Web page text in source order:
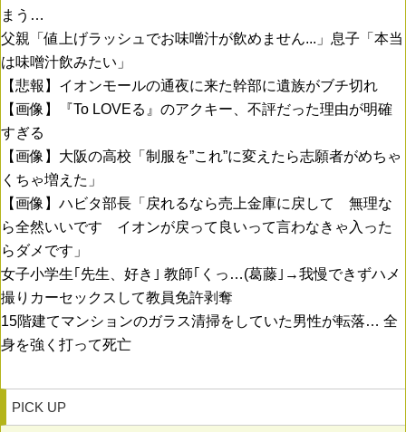
まう…
父親「値上げラッシュでお味噌汁が飲めません...」息子「本当
は味噌汁飲みたい」
【悲報】イオンモールの通夜に来た幹部に遺族がブチ切れ
【画像】『To LOVEる』のアクキー、不評だった理由が明確
すぎる
【画像】大阪の高校「制服を”これ”に変えたら志願者がめちゃ
くちゃ増えた」
【画像】ハビタ部長「戻れるなら売上金庫に戻して 無理な
ら全然いいです イオンが戻って良いって言わなきゃ入った
らダメです」
女子小学生｢先生、好き｣ 教師｢くっ…(葛藤｣→我慢できずハメ
撮りカーセックスして教員免許剥奪
15階建てマンションのガラス清掃をしていた男性が転落… 全
身を強く打って死亡
PICK UP